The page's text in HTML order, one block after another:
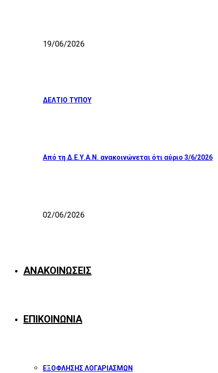
19/06/2026
ΔΕΛΤΙΟ ΤΥΠΟΥ
Από τη Δ.Ε.Υ.Α.Ν. ανακοινώνεται ότι αύριο 3/6/2026
02/06/2026
ΑΝΑΚΟΙΝΩΣΕΙΣ
ΕΠΙΚΟΙΝΩΝΙΑ
ΕΞΟΦΛΗΣΗΣ ΛΟΓΑΡΙΑΣΜΩΝ